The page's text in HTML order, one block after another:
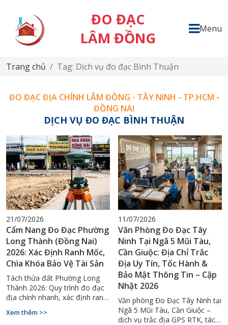
ĐO ĐẠC
LÂM ĐỒNG
Menu
Trang chủ Tag: Dịch vụ đo đạc Bình Thuận
ĐO ĐẠC ĐỊA CHÍNH LÂM ĐỒNG - TÂY NINH - TP.HCM -
ĐỒNG NAI
DỊCH VỤ ĐO ĐẠC BÌNH THUẬN
21/07/2026
Cẩm Nang Đo Đạc Phường
Long Thành (Đồng Nai)
2026: Xác Định Ranh Mốc,
Chìa Khóa Bảo Vệ Tài Sản
Tách thửa đất Phường Long
Thành 2026: Quy trình đo đạc
địa chính nhanh, xác định ranh
vấn 0929.88.66.99.
Xem thêm >>
11/07/2026
Văn Phòng Đo Đạc Tây
Ninh Tại Ngã 5 Mũi Tàu,
Cần Giuộc: Địa Chỉ Trắc
Địa Uy Tín, Tốc Hành &
Bảo Mật Thông Tin – Cập
Nhật 2026
Văn phòng Đo Đạc Tây Ninh tại
Ngã 5 Mũi Tàu, Cần Giuộc –
dịch vụ trắc địa GPS RTK, tách